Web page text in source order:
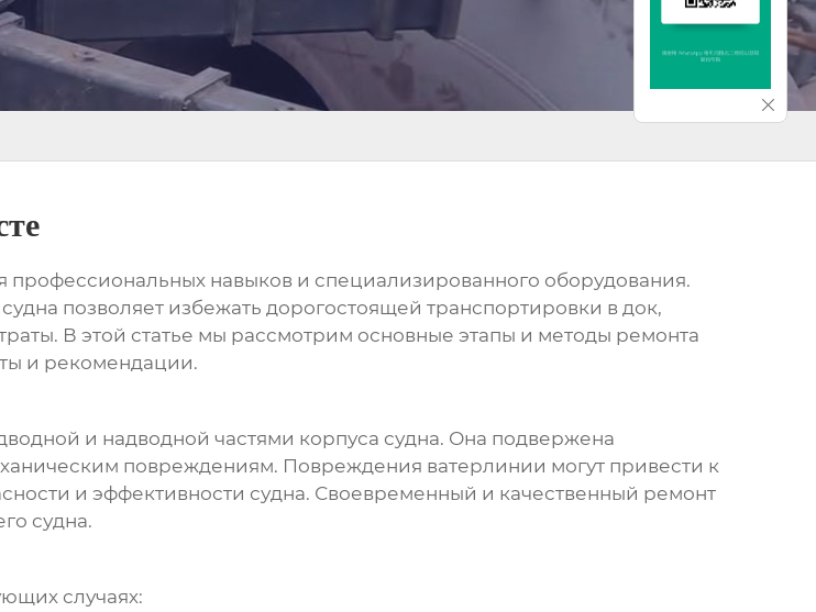
профессиональных навыков и специализированного оборудования.
позволяет избежать дорогостоящей транспортировки в док,
В этой статье мы рассмотрим основные этапы и методы ремонта
и рекомендации.
и надводной частями корпуса судна. Она подвержена
повреждениям. Повреждения ватерлинии могут привести к
и эффективности судна. Своевременный и качественный ремонт
судна.
случаях: